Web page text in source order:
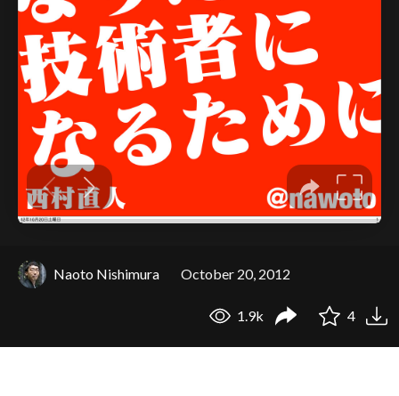
Naoto Nishimura October 20, 2012
1.9k 4